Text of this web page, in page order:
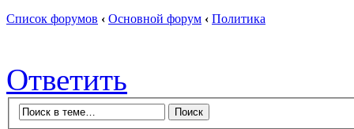
Список форумов ‹ Основной форум ‹ Политика
Ответить